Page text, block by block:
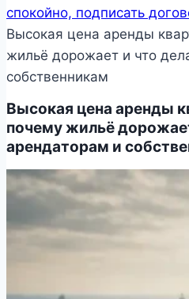
спокойно, подписать
Высокая цена аренды
жильё дорожает и что
собственникам
Высокая цена аренды
почему жильё
арендаторам и